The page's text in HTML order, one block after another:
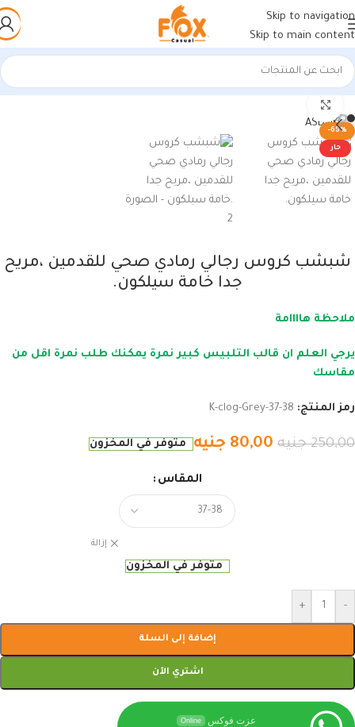
Skip to navigation
Skip to main content
الرئيسية/أحذية رجالي/شباشب رجالي
-68%
حار
شبشب كروس رجالي رمادي صحي للقدمين ،مريح
جدا خامة سيلكون.
ملاحظة هاااامة
يرجي العلم ان قالب التلبيس كبير نمرة يمكنك طلب نمرة اقل من
مقاسك
رمز المنتج: K-clog-Grey-37-38
250,00 جنيه 80,00 جنيه متوفر في المخزون
المقاس
إزالة
متوفر في المخزون
-
+
إضافة إلى السلة
اشتري الآن
عزت فوكس Online